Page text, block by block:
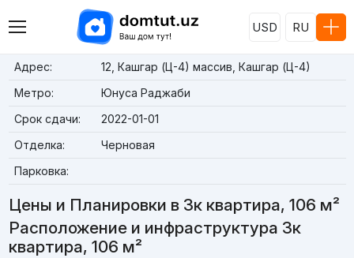
USD RU
Адрес:
12, Кашгар (Ц-4) массив, Кашгар (Ц-4)
Метро:
Юнуса Раджаби
Срок сдачи:
2022-01-01
Отделка:
Черновая
Парковка:
Цены и Планировки в 3к квартира, 106 м²
Расположение и инфраструктура 3к
квартира, 106 м²